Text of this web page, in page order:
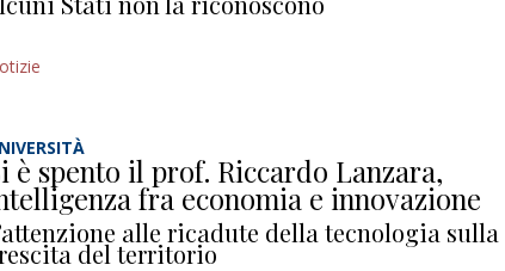
è spento il prof. Riccardo Lanzara,
fra economia e innovazione
alle ricadute della tecnologia sulla
del territorio